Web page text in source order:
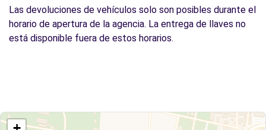
Las devoluciones de vehículos solo son posibles durante el
horario de apertura de la agencia. La entrega de llaves no
está disponible fuera de estos horarios.